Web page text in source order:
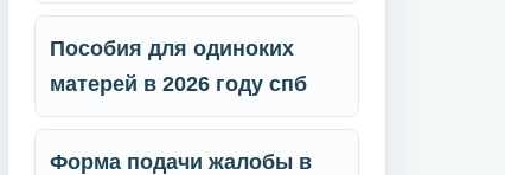
Пособия для одиноких
матерей в 2026 году спб
Форма подачи жалобы в